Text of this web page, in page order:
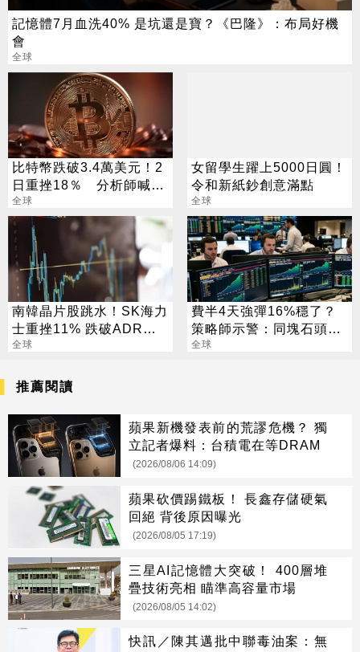
記憶體7月血洗40% 是坑還是寶？《巴隆》：布局好機
會
全球
比特幣跌破3.4萬美元！2
日重挫18％ 分析師喊別
怕：還會再漲300％
全球
女留學生躍上5000日圓！
令和新紙鈔創意滿點
全球
南韓晶片股跳水！SK海力
士重挫11% 跌破ADR發
行價
全球
費半4天強彈16%穩了？
策略師示警：同塊石頭不
會絆2次
全球
推薦閱讀
蘋果新機發表前的荒謬危機？ 獨
立記者爆料：台積電在等DRAM
(2026/08/06 14:09)
蘋果砍價踢鐵板！ 長鑫存儲硬氣
回絕 背後原因曝光
(2026/08/05 17:19)
三星AI記憶體大突破！ 400層堆
疊技術亮相 瞄準高容量市場
(2026/08/05 14:02)
快訊／陳其邁批中聯毒油案：無